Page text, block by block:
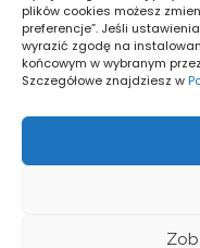
plików cookies możesz
preferencje”. Jeśli
wyrazić zgodę na
końcowym w wybranym
Szczegółowe znajdziesz w
Zachmurzenie